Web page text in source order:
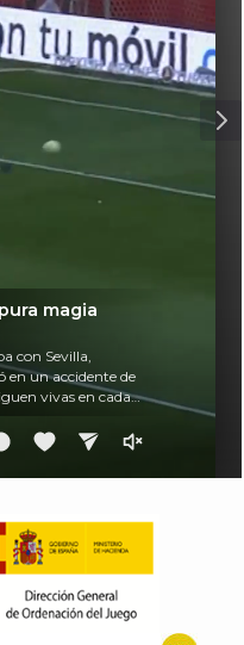
magia
con Sevilla,
en un accidente de
vivas en cada